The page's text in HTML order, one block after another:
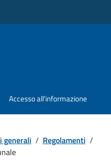
Accesso all'informazione
generali / Regolamenti /